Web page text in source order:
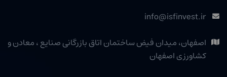
info@isfinvest.ir
اصفهان، میدان فیض ساختمان اتاق بازرگانی صنایع ، معادن و
کشاورزی اصفهان